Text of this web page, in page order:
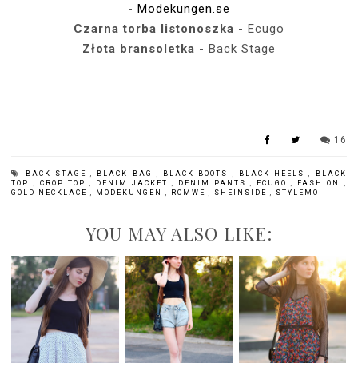
- Modekungen.se
Czarna torba listonoszka - Ecugo
Złota bransoletka - Back Stage
16
BACK STAGE BLACK BAG BLACK BOOTS BLACK HEELS
BLACK
TOP
CROP TOP DENIM JACKET DENIM PANTS ECUGO FASHION
GOLD NECKLACE
MODEKUNGEN ROMWE SHEINSIDE STYLEMOI
YOU MAY ALSO LIKE: